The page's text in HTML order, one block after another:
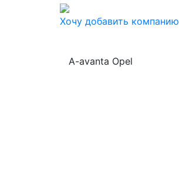
Хочу добавить компанию
A-avanta Opel